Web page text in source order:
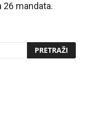
26 mandata.